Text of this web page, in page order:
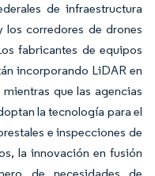
de infraestructura
corredores de drones
fabricantes de equipos
incorporando LiDAR en
que las agencias
la tecnología para el
e inspecciones de
la innovación en fusión